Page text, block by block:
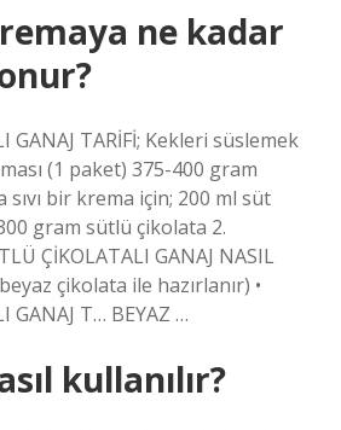
ne kadar
GANAJ TARİFİ; Kekleri süslemek
(1 paket) 375-400 gram
bir krema için; 200 ml süt
gram sütlü çikolata 2.
ÇİKOLATALI GANAJ NASIL
çikolata ile hazırlanır) •
GANAJ T… BEYAZ …
kullanılır?